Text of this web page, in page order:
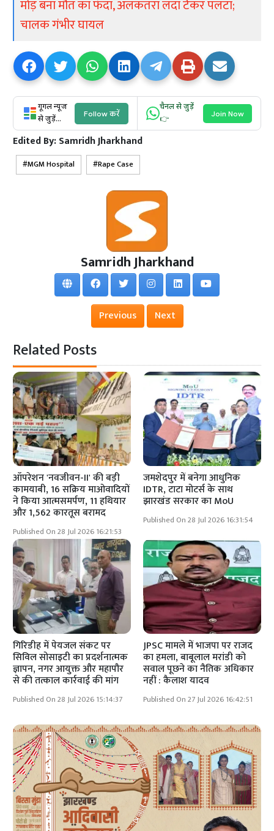
मोड़ बना मौत का फंदा, अलकतरा लदा टैंकर पलटा;
चालक गंभीर घायल
गूगल न्यूज
से जुड़ें...
Follow करें
चैनल से जुड़ें
👉
Join Now
Edited By:Samridh Jharkhand
MGM Hospital Rape Case
Samridh Jharkhand
Previous Next
Related Posts
ऑपरेशन 'नवजीवन-II' की बड़ी
कामयाबी, 16 सक्रिय माओवादियों
ने किया आत्मसमर्पण, 11 हथियार
और 1,562 कारतूस बरामद
Published On 28 Jul 2026 16:21:53
जमशेदपुर में बनेगा आधुनिक
IDTR, टाटा मोटर्स के साथ
झारखंड सरकार का MoU
Published On 28 Jul 2026 16:31:54
गिरिडीह में पेयजल संकट पर
सिविल सोसाइटी का प्रदर्शनात्मक
ज्ञापन, नगर आयुक्त और महापौर
से की तत्काल कार्रवाई की मांग
Published On 28 Jul 2026 15:14:37
JPSC मामले में भाजपा पर राजद
का हमला, बाबूलाल मरांडी को
सवाल पूछने का नैतिक अधिकार
नहीं : कैलाश यादव
Published On 27 Jul 2026 16:42:51